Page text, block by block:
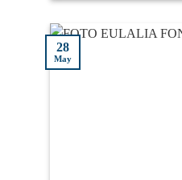
28
May